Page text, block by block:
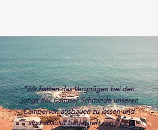
"Wir hatten das Vergnügen bei den
Jungs der Camper Schmiede unseren
Campervan ausbauen zu lassen und
sind absolut begeistert von ihrer